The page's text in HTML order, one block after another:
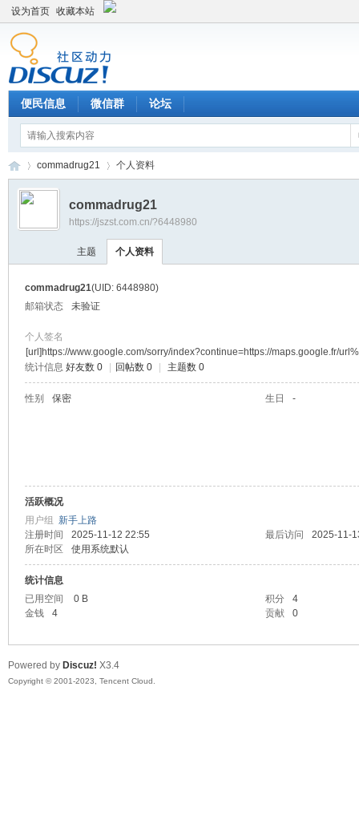
设为首页 收藏本站
便民信息 微信群 论坛
›
commadrug21 个人资料
commadrug21
https://jszst.com.cn/?6448980
主题 个人资料
commadrug21(UID: 6448980)
邮箱状态
未验证
个人签名
[url]https://www.google.com/sorry/index?continue=https://maps.google.fr/
统计信息 好友数 0 回帖数 0 主题数 0
性别 保密 生日 -
活跃概况
用户组 新手上路
注册时间
2025-11-12 22:55 最后访问
2025-11-
所在时区
使用系统默认
统计信息
已用空间
0 B 积分
4
金钱
4 贡献 0
Powered by Discuz! X3.4
Copyright © 2001-2023, Tencent Cloud.